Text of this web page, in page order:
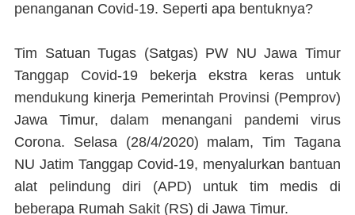
penanganan Covid-19. Seperti apa bentuknya?
Tim Satuan Tugas (Satgas) PW NU Jawa Timur
Tanggap Covid-19 bekerja ekstra keras untuk
mendukung kinerja Pemerintah Provinsi (Pemprov)
Jawa Timur, dalam menangani pandemi virus
Corona. Selasa (28/4/2020) malam, Tim Tagana
NU Jatim Tanggap Covid-19, menyalurkan bantuan
alat pelindung diri (APD) untuk tim medis di
beberapa Rumah Sakit (RS) di Jawa Timur.